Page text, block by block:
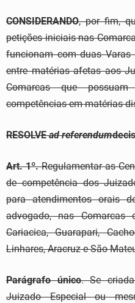
CONSIDERANDO, por fim,
petições iniciais nas
funcionam com duas Varas
entre matérias afetas aos
Comarcas que
competências em matérias
RESOLVEad referendum
Art. 1º.Regulamentar as
de competência dos
para atendimentos orais
advogado, nas Comarcas
Cariacica, Guarapari,
Linhares, Aracruz e São
Parágrafo único. Se
Juizado Especial ou